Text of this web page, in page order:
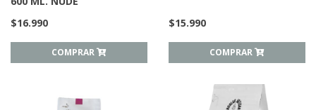
$16.990
COMPRAR
$15.990
COMPRAR